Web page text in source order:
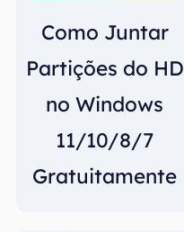
Como Juntar
Partições do HD
no Windows
11/10/8/7
Gratuitamente